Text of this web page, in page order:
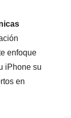
enfoque
iPhone su
en